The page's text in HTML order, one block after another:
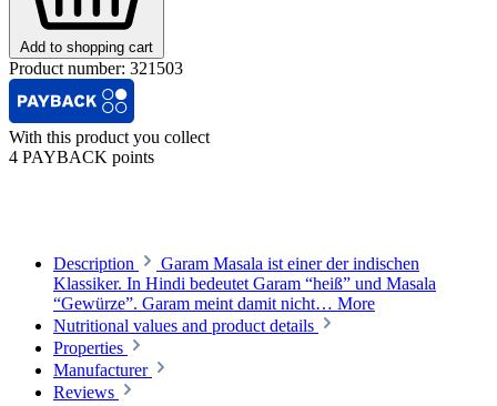
Add to shopping cart
Product number: 321503
With this product you collect
4 PAYBACK points
Description
Garam Masala ist einer der indischen
Klassiker. In Hindi bedeutet Garam “heiß” und Masala
“Gewürze”. Garam meint damit nicht… More
Nutritional values and product details
Properties
Manufacturer
Reviews